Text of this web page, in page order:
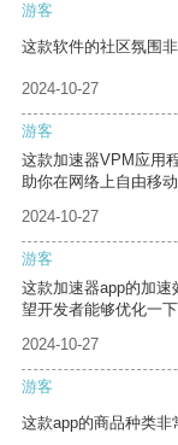
游客
这款软件的社区氛围
2024-10-27
游客
这款加速器VPM应用
助你在网络上自由移动
2024-10-27
游客
这款加速器app的加
望开发者能够优化一下
2024-10-27
游客
这款app的商品种类非